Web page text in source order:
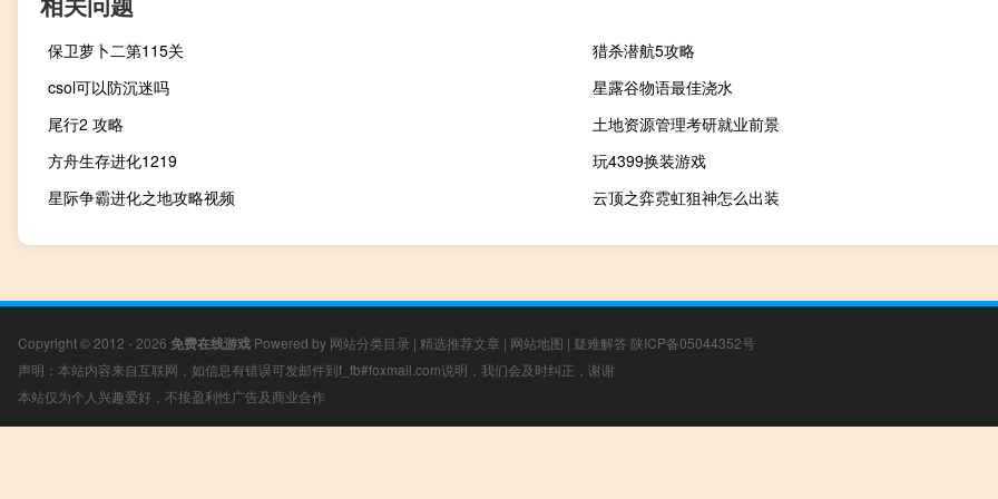
保卫萝卜二第115关
猎杀潜航5攻略
csol可以防沉迷吗
星露谷物语最佳浇水
尾行2 攻略
土地资源管理考研就业前景
方舟生存进化1219
玩4399换装游戏
星际争霸进化之地攻略视频
云顶之弈霓虹狙神怎么出装
Copyright © 2012 - 2026 免费在线游戏 Powered by 网站分类目录 | 精选推荐文章 | 网站地图 | 疑难解答 陕ICP备05044352号
声明：本站内容来自互联网，如信息有错误可发邮件到f_fb#foxmail.com说明，我们会及时纠正，谢谢
本站仅为个人兴趣爱好，不接盈利性广告及商业合作